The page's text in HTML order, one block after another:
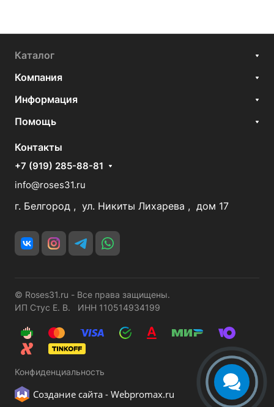
Каталог
Компания
Информация
Помощь
Контакты
+7 (919) 285-88-81
info@roses31.ru
г. Белгород , ул. Никиты Лихарева , дом 17
© Roses31.ru - Все права защищены.
ИП Стус Е. В. ИНН 110514934199
Конфиденциальность
Создание сайта - Webpromax.ru